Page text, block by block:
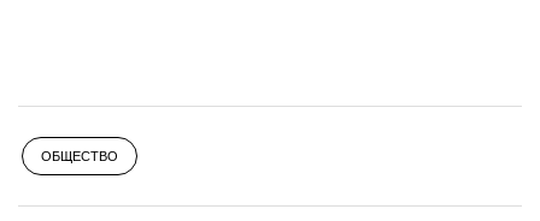
ОБЩЕСТВО